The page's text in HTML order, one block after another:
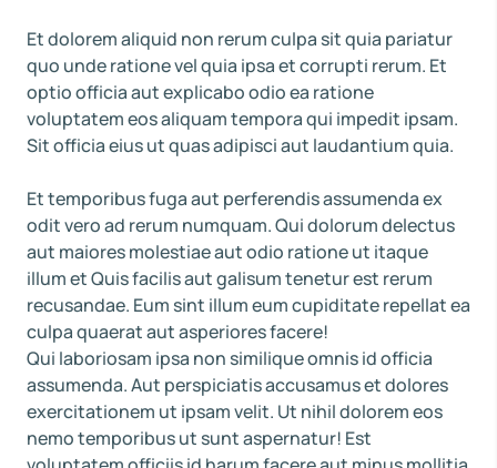
Et dolorem aliquid non rerum culpa sit quia pariatur
quo unde ratione vel quia ipsa et corrupti rerum. Et
optio officia aut explicabo odio ea ratione
voluptatem eos aliquam tempora qui impedit ipsam.
Sit officia eius ut quas adipisci aut laudantium quia.
Et temporibus fuga aut perferendis assumenda ex
odit vero ad rerum numquam. Qui dolorum delectus
aut maiores molestiae aut odio ratione ut itaque
illum et Quis facilis aut galisum tenetur est rerum
recusandae. Eum sint illum eum cupiditate repellat ea
culpa quaerat aut asperiores facere!
Qui laboriosam ipsa non similique omnis id officia
assumenda. Aut perspiciatis accusamus et dolores
exercitationem ut ipsam velit. Ut nihil dolorem eos
nemo temporibus ut sunt aspernatur! Est